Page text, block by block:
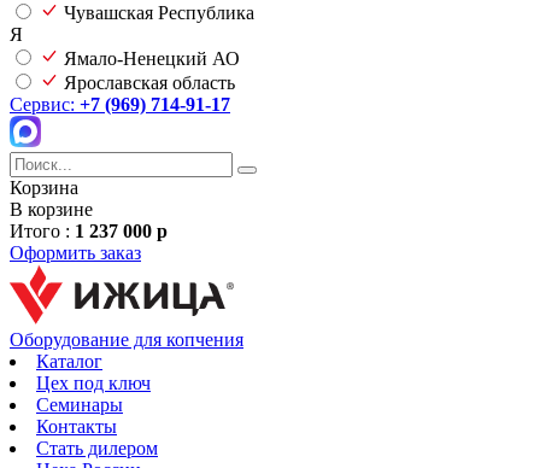
Чувашская Республика
Я
Ямало-Ненецкий АО
Ярославская область
Сервис: +7 (969) 714-91-17
Корзина
В корзине
Итого : 1 237 000 р
Оформить заказ
Оборудование для копчения
Каталог
Цех под ключ
Семинары
Контакты
Стать дилером